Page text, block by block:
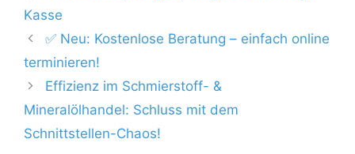
Kasse
✅ Neu: Kostenlose Beratung – einfach online
terminieren!
Effizienz im Schmierstoff- &
Mineralölhandel: Schluss mit dem
Schnittstellen-Chaos!